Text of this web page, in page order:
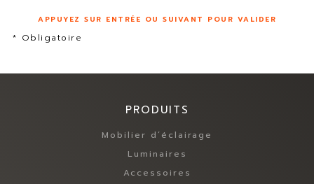
APPUYEZ SUR ENTRÉE OU SUIVANT POUR VALIDER
* Obligatoire
PRODUITS
Mobilier d’éclairage
Luminaires
Accessoires